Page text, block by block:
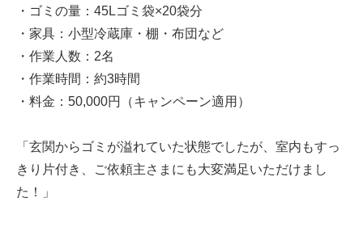
・ゴミの量：45Lゴミ袋×20袋分
・家具：小型冷蔵庫・棚・布団など
・作業人数：2名
・作業時間：約3時間
・料金：50,000円（キャンペーン適用）
「玄関からゴミが溢れていた状態でしたが、室内もすっ
きり片付き、ご依頼主さまにも大変満足いただけまし
た！」